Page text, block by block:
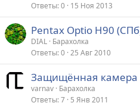
Ответы 0 15 Ноя 2013
Pentax Optio H90
DIAL Барахолка
Ответы 0 25 Авг 2010
Защищённая камера
varnav Барахолка
Ответы 7 5 Янв 2011